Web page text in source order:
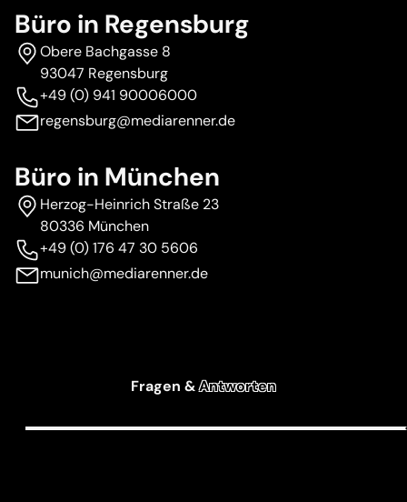
Büro in Regensburg
Obere Bachgasse 8
93047 Regensburg
+49 (0) 941 90006000
regensburg@mediarenner.de
Büro in München
Herzog-Heinrich Straße 23
80336 München
+49 (0) 176 47 30 5606
munich@mediarenner.de
Fragen &Antworten